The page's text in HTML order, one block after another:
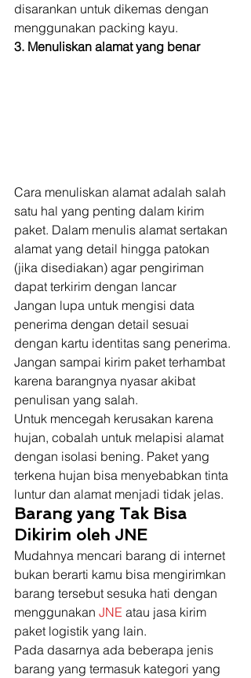
disarankan untuk dikemas dengan
menggunakan packing kayu.
3. Menuliskan alamat yang benar
Cara menuliskan alamat adalah salah
satu hal yang penting dalam kirim
paket. Dalam menulis alamat sertakan
alamat yang detail hingga patokan
(jika disediakan) agar pengiriman
dapat terkirim dengan lancar
Jangan lupa untuk mengisi data
penerima dengan detail sesuai
dengan kartu identitas sang penerima.
Jangan sampai kirim paket terhambat
karena barangnya nyasar akibat
penulisan yang salah.
Untuk mencegah kerusakan karena
hujan, cobalah untuk melapisi alamat
dengan isolasi bening. Paket yang
terkena hujan bisa menyebabkan tinta
luntur dan alamat menjadi tidak jelas.
Barang yang Tak Bisa
Dikirim oleh JNE
Mudahnya mencari barang di internet
bukan berarti kamu bisa mengirimkan
barang tersebut sesuka hati dengan
menggunakan JNE atau jasa kirim
paket logistik yang lain.
Pada dasarnya ada beberapa jenis
barang yang termasuk kategori yang